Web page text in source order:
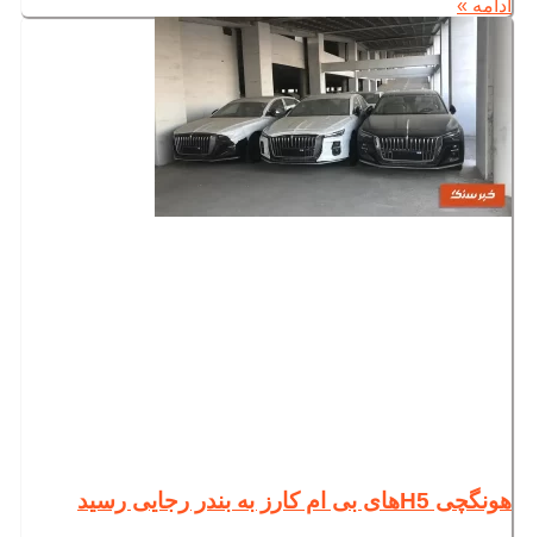
ادامه »
هونگچی H5های بی ام کارز به بندر رجایی رسید